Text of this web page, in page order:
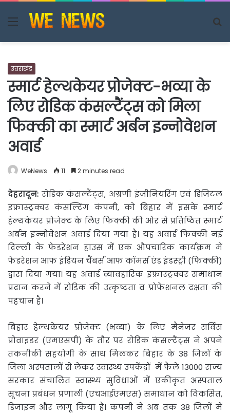
Menu
उत्तराखंड
स्मार्ट हेल्थकेयर प्रोजेक्ट-भव्या के
लिए रोडिक कंसल्टैंट्स को मिला
फिक्की का स्मार्ट अर्बन इन्नोवेशन
अवार्ड
WeNews 11 2 minutes read
देहरादून: रोडिक कंसल्टैंट्स, अग्रणी इंजीनियरिंग एवं डिजिटल
इंफ्रास्ट्रक्चर कंसल्टिंग कंपनी, को बिहार में इसके स्मार्ट
हेल्थकेयर प्रोजेक्ट के लिए फिक्की की ओर से प्रतिष्ठित स्मार्ट
अर्बन इन्नोवेशन अवार्ड दिया गया है। यह अवार्ड फिक्की नई
दिल्ली के फेडरेशन हाउस में एक औपचारिक कार्यक्रम में
फेडरेशन आफ इंडियन चैंबर्स आफ कॉमर्स एंड इंडस्ट्री (फिक्की)
द्वारा दिया गया। यह अवार्ड व्यावहारिक इंफ्रास्ट्रक्चर समाधान
प्रदान करने में रोडिक की उत्कृष्टता व प्रोफेशनल दक्षता की
पहचान है।
बिहार हेल्थकेयर प्रोजेक्ट (भव्या) के लिए मैनेजर सर्विस
प्रोवाइडर (एमएसपी) के तौर पर रोडिक कंसल्टैंट्स ने अपने
तकनीकी सहयोगी के साथ मिलकर बिहार के 38 जिलों के
जिला अस्पतालों से लेकर स्वास्थ्य उपकेंद्रों में फैले 13000 राज्य
सरकार संचालित स्वास्थ्य सुविधाओं में एकीकृत अस्पताल
सूचना प्रबंधन प्रणाली (एचआईएमएस) समाधान को विकसित,
डिजाइन और लागू किया है। कंपनी ने अब तक 38 जिलों में